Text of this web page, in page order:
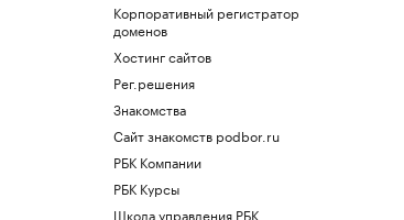
Корпоративный регистратор
доменов
Хостинг сайтов
Рег.решения
Знакомства
Сайт знакомств podbor.ru
РБК Компании
РБК Курсы
Школа управления РБК